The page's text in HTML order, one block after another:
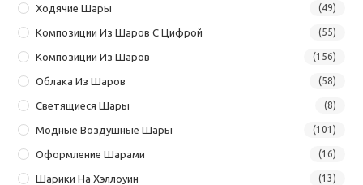
Ходячие Шары (49)
Композиции Из Шаров С Цифрой (55)
Композиции Из Шаров (156)
Облака Из Шаров (58)
Светящиеся Шары (8)
Модные Воздушные Шары (101)
Оформление Шарами (16)
Шарики На Хэллоуин (13)